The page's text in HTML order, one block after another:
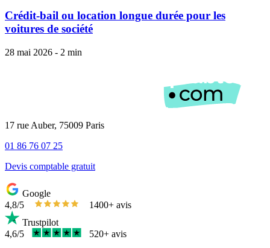
Crédit-bail ou location longue durée pour les
voitures de société
28 mai 2026 - 2 min
17 rue Auber, 75009 Paris
01 86 76 07 25
Devis comptable gratuit
Google
4,8/5
1400+ avis
Trustpilot
4,6/5
520+ avis